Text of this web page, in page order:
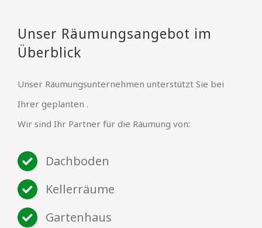
Unser Räumungsangebot im
Überblick
Unser Räumungsunternehmen unterstützt Sie bei
Ihrer geplanten .
Wir sind Ihr Partner für die Räumung von:
Dachboden
Kellerräume
Gartenhaus